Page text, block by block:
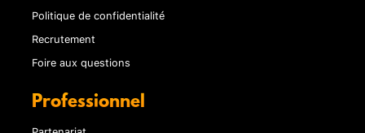
Politique de confidentialité
Recrutement
Foire aux questions
Professionnel